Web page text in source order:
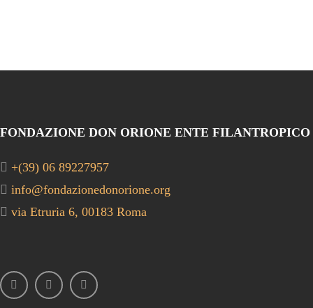
FONDAZIONE DON ORIONE ENTE FILANTROPICO
+(39) 06 89227957
info@fondazionedonorione.org
via Etruria 6, 00183 Roma